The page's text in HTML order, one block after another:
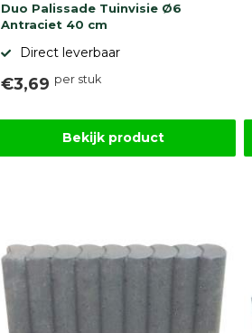
Duo Palissade Tuinvisie Ø6
Antraciet 40 cm
Direct leverbaar
€3,69 per stuk
Bekijk product